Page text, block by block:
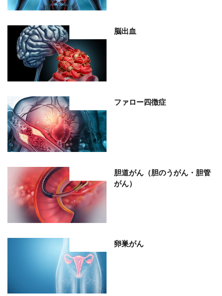
脳出血
ファロー四徴症
胆道がん（胆のうがん・胆管
がん）
卵巣がん